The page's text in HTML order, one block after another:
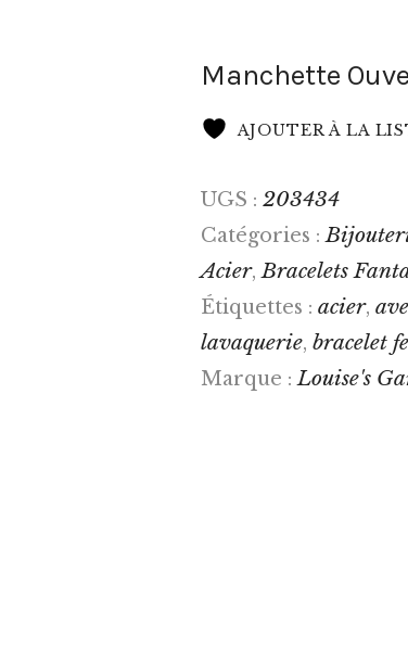
Manchette
AJOUTER À LA
UGS : 203434
Catégories :
Acier,Bracelets
Étiquettes : acier,
lavaquerie, bracelet
Marque :Louise's